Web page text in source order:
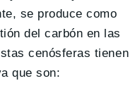
se produce como
del carbón en las
cenósferas tienen
que son: